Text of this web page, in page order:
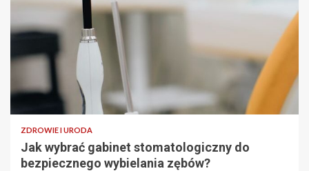
ZDROWIE I URODA
Jak wybrać gabinet stomatologiczny do
bezpiecznego wybielania zębów?